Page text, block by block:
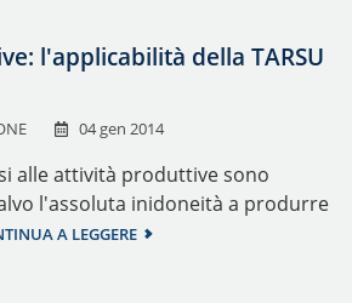
l'applicabilità della TARSU
04 gen 2014
alle attività produttive sono
l'assoluta inidoneità a produrre
A LEGGERE